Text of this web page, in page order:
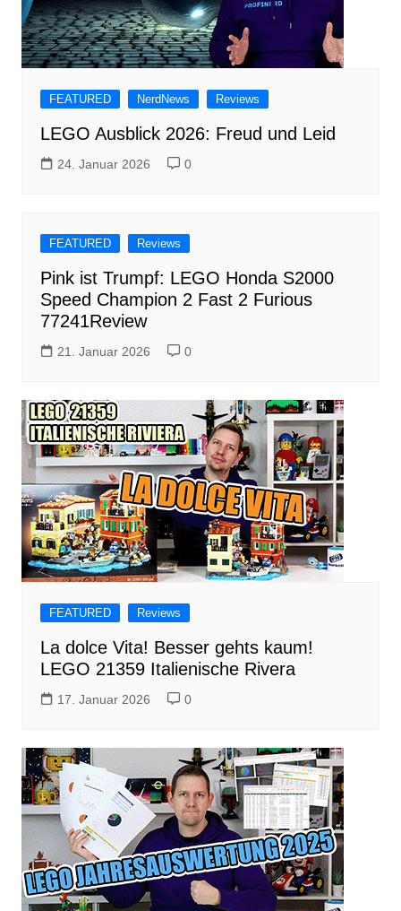
FEATURED NerdNews Reviews
LEGO Ausblick 2026: Freud und Leid
24. Januar 2026 0
FEATURED Reviews
Pink ist Trumpf: LEGO Honda S2000
Speed Champion 2 Fast 2 Furious
77241Review
21. Januar 2026 0
FEATURED Reviews
La dolce Vita! Besser gehts kaum!
LEGO 21359 Italienische Rivera
17. Januar 2026 0